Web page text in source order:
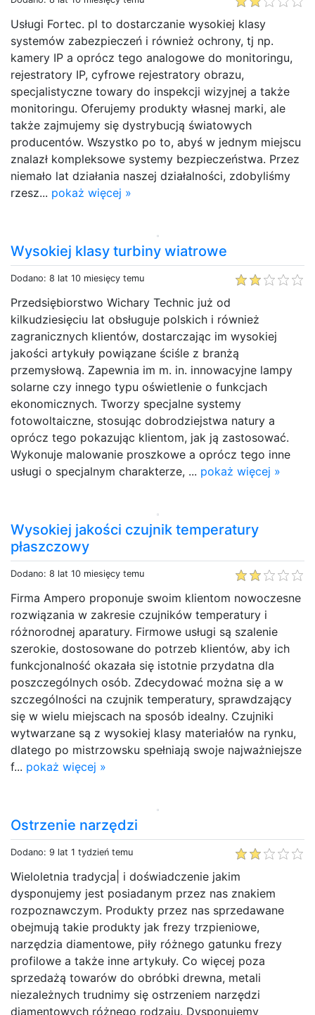
Usługi Fortec. pl to dostarczanie wysokiej klasy
systemów zabezpieczeń i również ochrony, tj np.
kamery IP a oprócz tego analogowe do monitoringu,
rejestratory IP, cyfrowe rejestratory obrazu,
specjalistyczne towary do inspekcji wizyjnej a także
monitoringu. Oferujemy produkty własnej marki, ale
także zajmujemy się dystrybucją światowych
producentów. Wszystko po to, abyś w jednym miejscu
znalazł kompleksowe systemy bezpieczeństwa. Przez
niemało lat działania naszej działalności, zdobyliśmy
rzesz... pokaż więcej »
Wysokiej klasy turbiny wiatrowe
Dodano: 8 lat 10 miesięcy temu
Przedsiębiorstwo Wichary Technic już od
kilkudziesięciu lat obsługuje polskich i również
zagranicznych klientów, dostarczając im wysokiej
jakości artykuły powiązane ściśle z branżą
przemysłową. Zapewnia im m. in. innowacyjne lampy
solarne czy innego typu oświetlenie o funkcjach
ekonomicznych. Tworzy specjalne systemy
fotowoltaiczne, stosując dobrodziejstwa natury a
oprócz tego pokazując klientom, jak ją zastosować.
Wykonuje malowanie proszkowe a oprócz tego inne
usługi o specjalnym charakterze, ... pokaż więcej »
Wysokiej jakości czujnik temperatury
płaszczowy
Dodano: 8 lat 10 miesięcy temu
Firma Ampero proponuje swoim klientom nowoczesne
rozwiązania w zakresie czujników temperatury i
różnorodnej aparatury. Firmowe usługi są szalenie
szerokie, dostosowane do potrzeb klientów, aby ich
funkcjonalność okazała się istotnie przydatna dla
poszczególnych osób. Zdecydować można się a w
szczególności na czujnik temperatury, sprawdzający
się w wielu miejscach na sposób idealny. Czujniki
wytwarzane są z wysokiej klasy materiałów na rynku,
dlatego po mistrzowsku spełniają swoje najważniejsze
f... pokaż więcej »
Ostrzenie narzędzi
Dodano: 9 lat 1 tydzień temu
Wieloletnia tradycja| i doświadczenie jakim
dysponujemy jest posiadanym przez nas znakiem
rozpoznawczym. Produkty przez nas sprzedawane
obejmują takie produkty jak frezy trzpieniowe,
narzędzia diamentowe, piły różnego gatunku frezy
profilowe a także inne artykuły. Co więcej poza
sprzedażą towarów do obróbki drewna, metali
niezależnych trudnimy się ostrzeniem narzędzi
diamentowych różnego rodzaju. Dysponujemy